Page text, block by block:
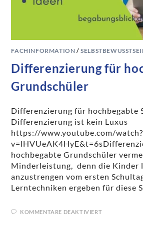
FACHINFORMATION /
Differenzierung für
Grundschüler
Differenzierung für hochbegabte
Differenzierung ist kein Luxus
https://www.youtube.com/watch?
hochbegabte Grundschüler
Minderleistung, denn die Kinder
anzustrengen vom ersten
Lerntechniken ergeben für diese
KOMMENTARE DEAKTIVIERT